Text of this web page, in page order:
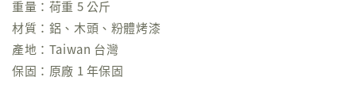
重量：荷重 5 公斤
材質：鋁、木頭、粉體烤漆
產地：Taiwan 台灣
保固：原廠 1 年保固